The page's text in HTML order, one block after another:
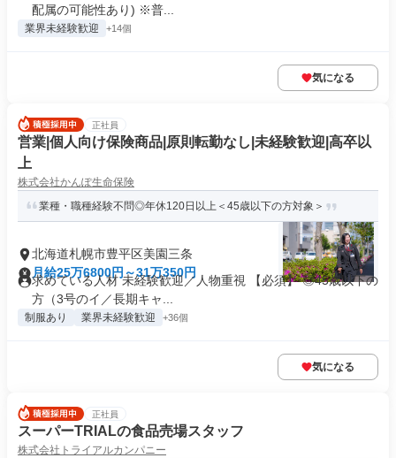
配属の可能性あり) ※普...
業界未経験歓迎 +14個
気になる
正社員
営業|個人向け保険商品|原則転勤なし|未経験歓迎|高卒以
上
株式会社かんぽ生命保険
業種・職種経験不問◎年休120日以上＜45歳以下の方対象＞
北海道札幌市豊平区美園三条
月給25万6800円～31万350円
求めている人材 未経験歓迎／人物重視 【必須】 ◎45歳以下の
方（3号のイ／長期キャ...
制服あり 業界未経験歓迎 +36個
気になる
正社員
スーパーTRIALの食品売場スタッフ
株式会社トライアルカンパニー